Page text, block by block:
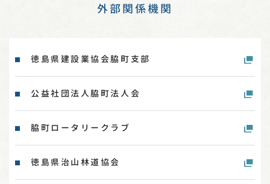
外部関係機関
徳島県建設業協会脇町支部
公益社団法人脇町法人会
脇町ロータリークラブ
徳島県治山林道協会